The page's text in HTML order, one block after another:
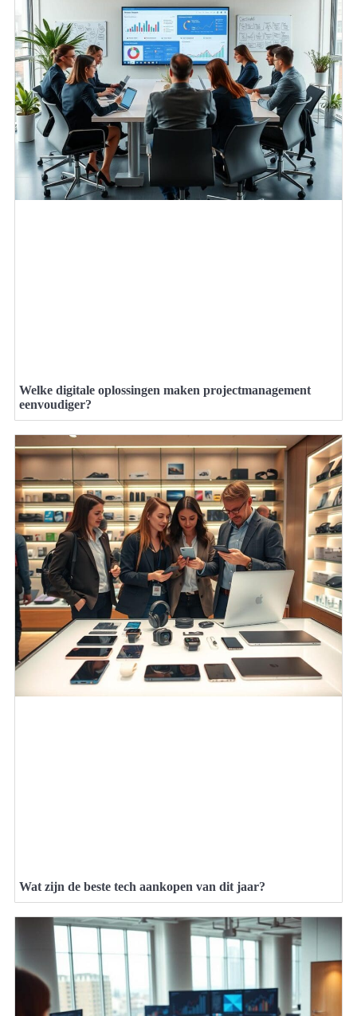
Welke digitale oplossingen maken projectmanagement
eenvoudiger?
Wat zijn de beste tech aankopen van dit jaar?